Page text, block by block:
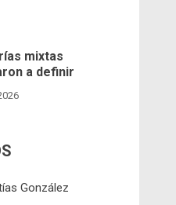
mixtas
a definir
González